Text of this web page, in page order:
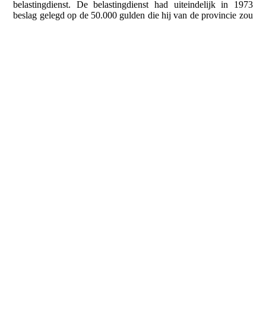
belastingdienst. De belastingdienst had uiteindelijk in 1973
beslag gelegd op de 50.000 gulden die hij van de provincie zou